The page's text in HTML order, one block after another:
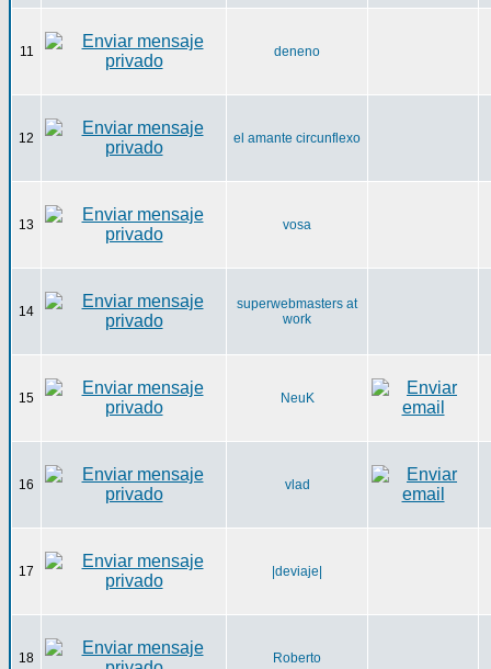
11 deneno
12 el amante circunflexo
13 vosa
14
superwebmasters at
work
15 NeuK
16 vlad
17 |deviaje|
18 Roberto